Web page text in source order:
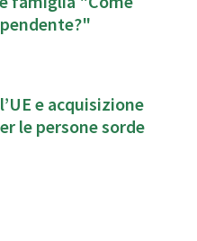
e acquisizione
le persone sorde